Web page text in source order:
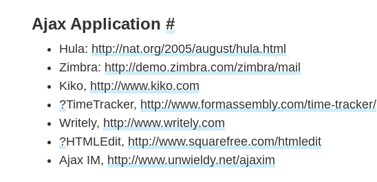
Ajax Application #
Hula: http://nat.org/2005/august/hula.html
Zimbra: http://demo.zimbra.com/zimbra/mail
Kiko, http://www.kiko.com
?TimeTracker, http://www.formassembly.com/time-tracker/
Writely, http://www.writely.com
?HTMLEdit, http://www.squarefree.com/htmledit
Ajax IM, http://www.unwieldy.net/ajaxim